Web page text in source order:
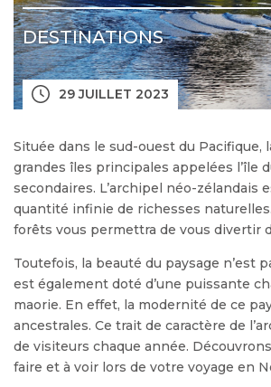
DESTINATIONS
29 JUILLET 2023
Située dans le sud-ouest du
grandes îles principales appelées l’île
secondaires. L’archipel néo-
quantité infinie de richesses
forêts vous permettra de vous divertir
Toutefois, la beauté du paysage n’est
est également doté d’une puissante
maorie. En effet, la modernité de ce
ancestrales. Ce trait de caractère de
de visiteurs chaque année.
faire et à voir lors de votre voyage en